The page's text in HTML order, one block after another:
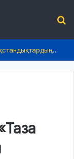
2026 жылдың 1 шілдесінен бастап қазақстандықтардың өмірінде не өзгереді?